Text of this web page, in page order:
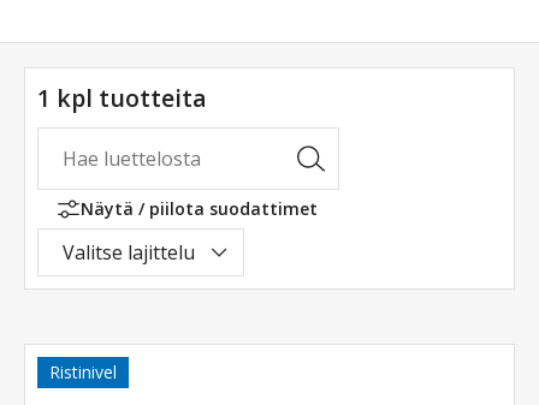
1 kpl tuotteita
Näytä / piilota suodattimet
Valitse lajittelu
Ristinivel